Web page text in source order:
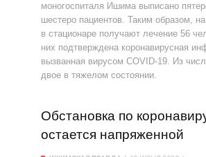
моногоспиталя Ишима выписано
шестеро пациентов. Таким образом,
в стационаре получают лечение 56
них подтверждена коронавирусная
вызванная вирусом COVID-19. Из
двое в тяжелом состоянии.
Обстановка по
остается напряженной